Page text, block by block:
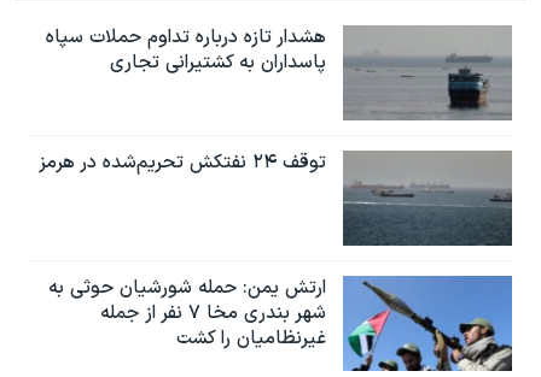
هشدار تازه درباره تداوم حملات سپاه
پاسداران به کشتیرانی تجاری
توقف ۲۴ نفتکش تحریم‌شده در هرمز
ارتش یمن: حمله شورشیان حوثی به
شهر بندری مخا ۷ نفر از جمله
غیرنظامیان را کشت